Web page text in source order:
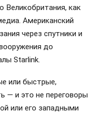
как
Американский
через спутники и
до
Starlink.
или быстрые,
— и это не переговоры
или его западными